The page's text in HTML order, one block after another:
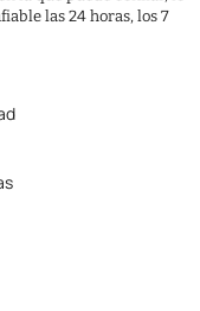
las 24 horas, los 7